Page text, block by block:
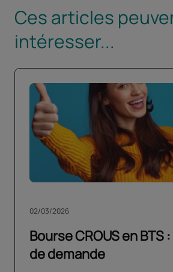
Ces articles
intéresser...
Bourse CROUS en BTS
de demande
02/03/2026